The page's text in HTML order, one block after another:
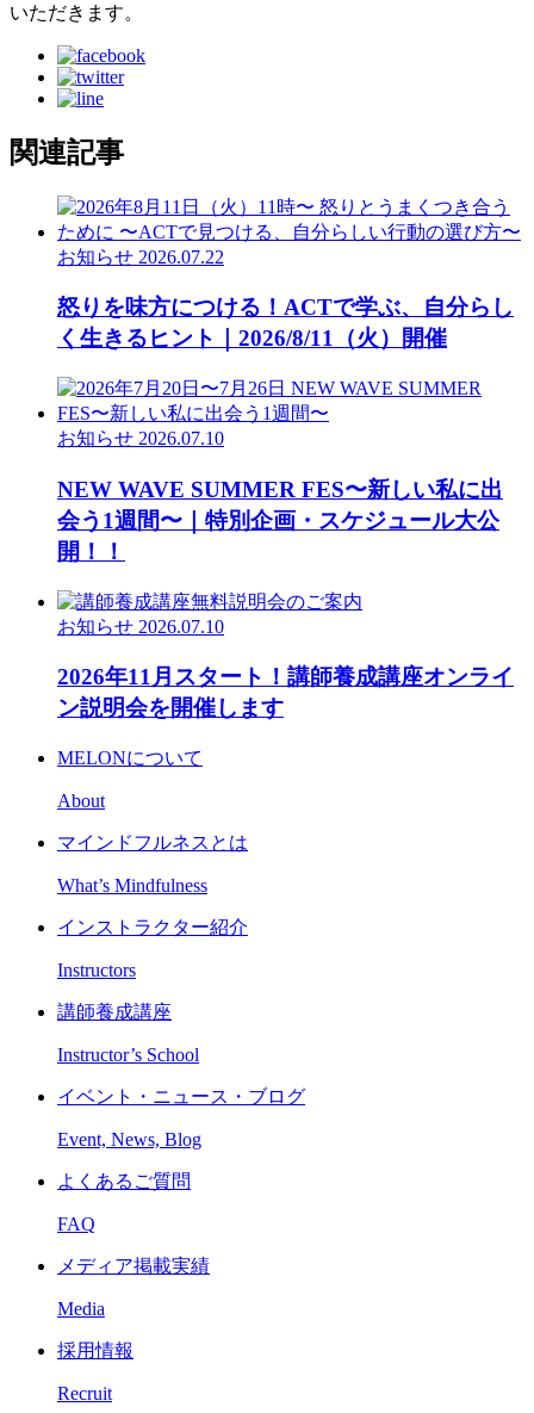
いただきます。
関連記事
お知らせ 2026.07.22
怒りを味方につける！ACTで学ぶ、自分らし
く生きるヒント｜2026/8/11（火）開催
お知らせ 2026.07.10
NEW WAVE SUMMER FES〜新しい私に出
会う1週間〜｜特別企画・スケジュール大公
開！！
お知らせ 2026.07.10
2026年11月スタート！講師養成講座オンライ
ン説明会を開催します
MELONについて
About
マインドフルネスとは
What’s Mindfulness
インストラクター紹介
Instructors
講師養成講座
Instructor’s School
イベント・ニュース・ブログ
Event, News, Blog
よくあるご質問
FAQ
メディア掲載実績
Media
採用情報
Recruit